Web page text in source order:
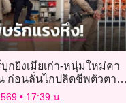
กยิงเมียเก่า-หนุ่มใหม่คา
ก่อนลั่นไกปลิดชีพตัวตาม
17:39 น.